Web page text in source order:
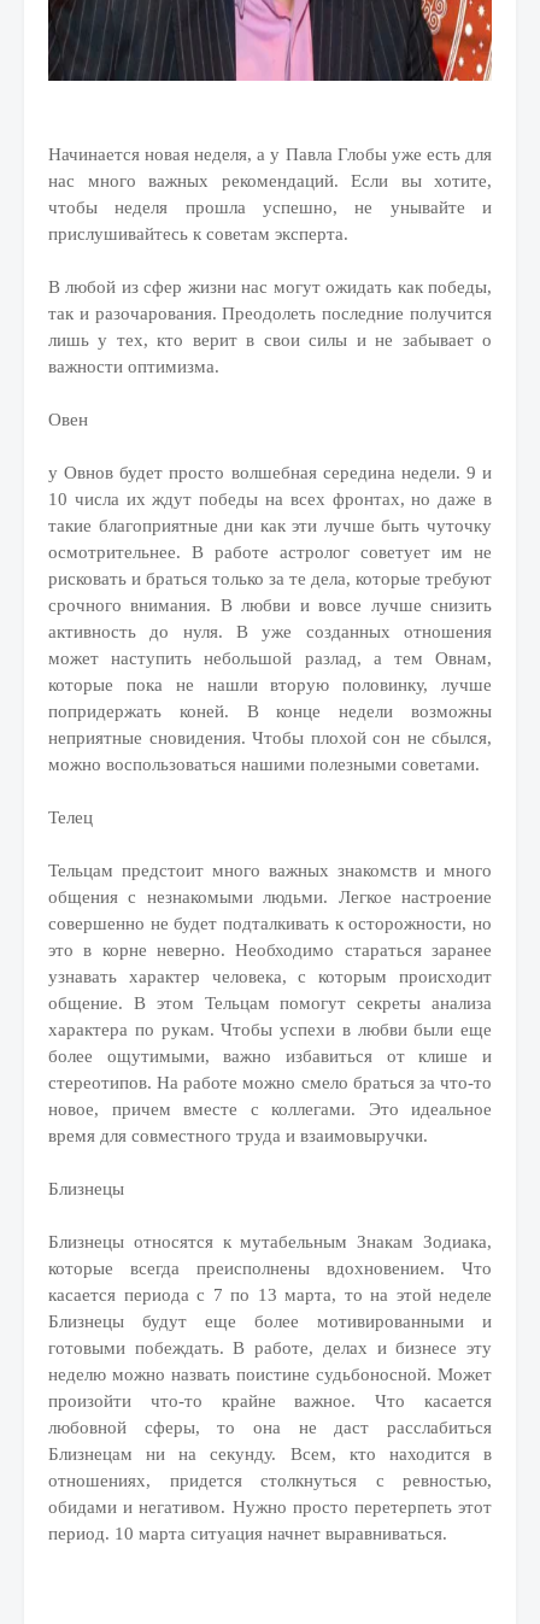
Начинается новая неделя, а у Павла Глобы уже есть для
нас много важных рекомендаций. Если вы хотите,
чтобы неделя прошла успешно, не унывайте и
прислушивайтесь к советам эксперта.
В любой из сфер жизни нас могут ожидать как победы,
так и разочарования. Преодолеть последние получится
лишь у тех, кто верит в свои силы и не забывает о
важности оптимизма.
Овен
у Овнов будет просто волшебная середина недели. 9 и
10 числа их ждут победы на всех фронтах, но даже в
такие благоприятные дни как эти лучше быть чуточку
осмотрительнее. В работе астролог советует им не
рисковать и браться только за те дела, которые требуют
срочного внимания. В любви и вовсе лучше снизить
активность до нуля. В уже созданных отношения
может наступить небольшой разлад, а тем Овнам,
которые пока не нашли вторую половинку, лучше
попридержать коней. В конце недели возможны
неприятные сновидения. Чтобы плохой сон не сбылся,
можно воспользоваться нашими полезными советами.
Телец
Тельцам предстоит много важных знакомств и много
общения с незнакомыми людьми. Легкое настроение
совершенно не будет подталкивать к осторожности, но
это в корне неверно. Необходимо стараться заранее
узнавать характер человека, с которым происходит
общение. В этом Тельцам помогут секреты анализа
характера по рукам. Чтобы успехи в любви были еще
более ощутимыми, важно избавиться от клише и
стереотипов. На работе можно смело браться за что-то
новое, причем вместе с коллегами. Это идеальное
время для совместного труда и взаимовыручки.
Близнецы
Близнецы относятся к мутабельным Знакам Зодиака,
которые всегда преисполнены вдохновением. Что
касается периода с 7 по 13 марта, то на этой неделе
Близнецы будут еще более мотивированными и
готовыми побеждать. В работе, делах и бизнесе эту
неделю можно назвать поистине судьбоносной. Может
произойти что-то крайне важное. Что касается
любовной сферы, то она не даст расслабиться
Близнецам ни на секунду. Всем, кто находится в
отношениях, придется столкнуться с ревностью,
обидами и негативом. Нужно просто перетерпеть этот
период. 10 марта ситуация начнет выравниваться.